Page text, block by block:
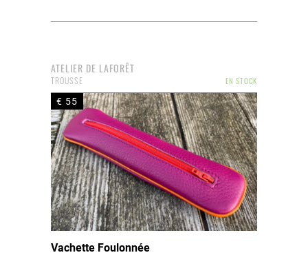
ATELIER DE LAFORÊT
EN STOCK
TROUSSE
€ 55
Vachette Foulonnée